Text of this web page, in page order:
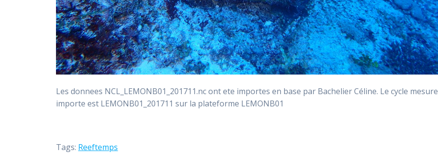
Les donnees NCL_LEMONB01_201711.nc ont ete importes en base par Bachelier Céline. Le cycle mesure
importe est LEMONB01_201711 sur la plateforme LEMONB01
Tags: Reeftemps